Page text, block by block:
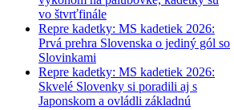
vo štvrťfinále
Repre kadetky: MS kadetiek 2026:
Prvá prehra Slovenska o jediný gól so
Slovinkami
Repre kadetky: MS kadetiek 2026:
Skvelé Slovenky si poradili aj s
Japonskom a ovládli základnú